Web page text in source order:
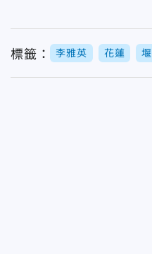
標籤： 李雅英 花蓮